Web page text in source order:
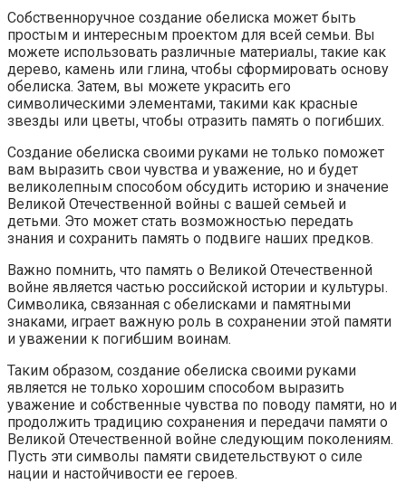
Собственноручное создание обелиска может быть
простым и интересным проектом для всей семьи. Вы
можете использовать различные материалы, такие как
дерево, камень или глина, чтобы сформировать основу
обелиска. Затем, вы можете украсить его
символическими элементами, такими как красные
звезды или цветы, чтобы отразить память о погибших.
Создание обелиска своими руками не только поможет
вам выразить свои чувства и уважение, но и будет
великолепным способом обсудить историю и значение
Великой Отечественной войны с вашей семьей и
детьми. Это может стать возможностью передать
знания и сохранить память о подвиге наших предков.
Важно помнить, что память о Великой Отечественной
войне является частью российской истории и культуры.
Символика, связанная с обелисками и памятными
знаками, играет важную роль в сохранении этой памяти
и уважении к погибшим воинам.
Таким образом, создание обелиска своими руками
является не только хорошим способом выразить
уважение и собственные чувства по поводу памяти, но и
продолжить традицию сохранения и передачи памяти о
Великой Отечественной войне следующим поколениям.
Пусть эти символы памяти свидетельствуют о силе
нации и настойчивости ее героев.